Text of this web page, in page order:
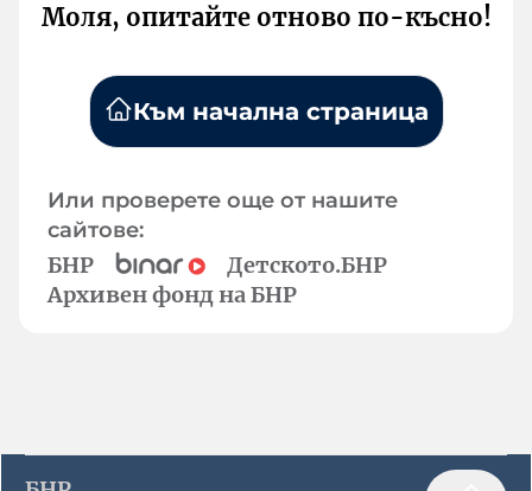
Моля, опитайте отново по-късно!
Към начална страница
Или проверете още от нашите
сайтове:
БНР
Детското.БНР
Архивен фонд на БНР